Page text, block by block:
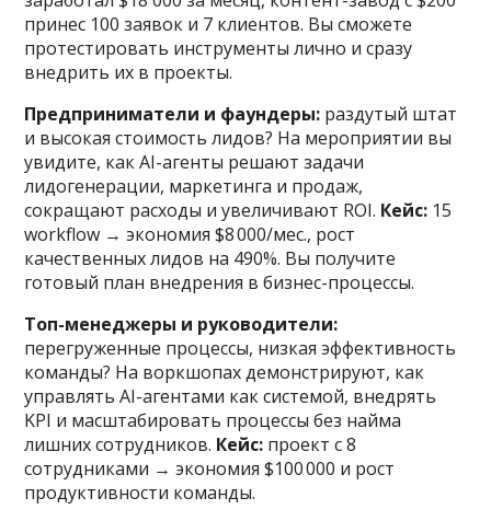
принес 100 заявок и 7 клиентов. Вы сможете
протестировать инструменты лично и сразу
внедрить их в проекты.
Предприниматели и фаундеры: раздутый штат
и высокая стоимость лидов? На мероприятии вы
увидите, как AI-агенты решают задачи
лидогенерации, маркетинга и продаж,
сокращают расходы и увеличивают ROI. Кейс: 15
workflow → экономия $8 000/мес., рост
качественных лидов на 490%. Вы получите
готовый план внедрения в бизнес-процессы.
Топ-менеджеры и руководители:
перегруженные процессы, низкая эффективность
команды? На воркшопах демонстрируют, как
управлять AI-агентами как системой, внедрять
KPI и масштабировать процессы без найма
лишних сотрудников. Кейс: проект с 8
сотрудниками → экономия $100 000 и рост
продуктивности команды.